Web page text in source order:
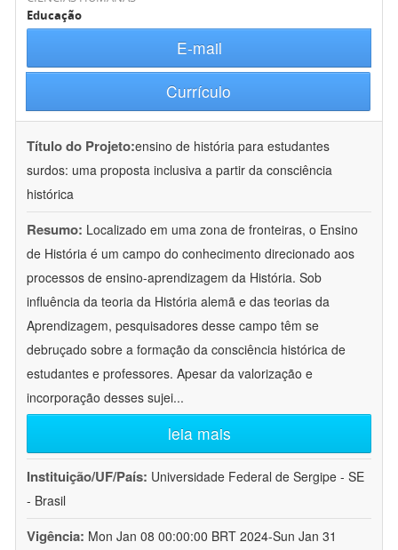
Educação
E-mail
Currículo
Título do Projeto:ensino de história para estudantes
surdos: uma proposta inclusiva a partir da consciência
histórica
Resumo: Localizado em uma zona de fronteiras, o Ensino
de História é um campo do conhecimento direcionado aos
processos de ensino-aprendizagem da História. Sob
influência da teoria da História alemã e das teorias da
Aprendizagem, pesquisadores desse campo têm se
debruçado sobre a formação da consciência histórica de
estudantes e professores. Apesar da valorização e
incorporação desses sujei...
leia mais
Instituição/UF/País: Universidade Federal de Sergipe - SE
- Brasil
Vigência: Mon Jan 08 00:00:00 BRT 2024-Sun Jan 31